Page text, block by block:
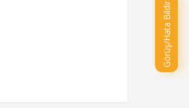
Görüş/Hata Bildir